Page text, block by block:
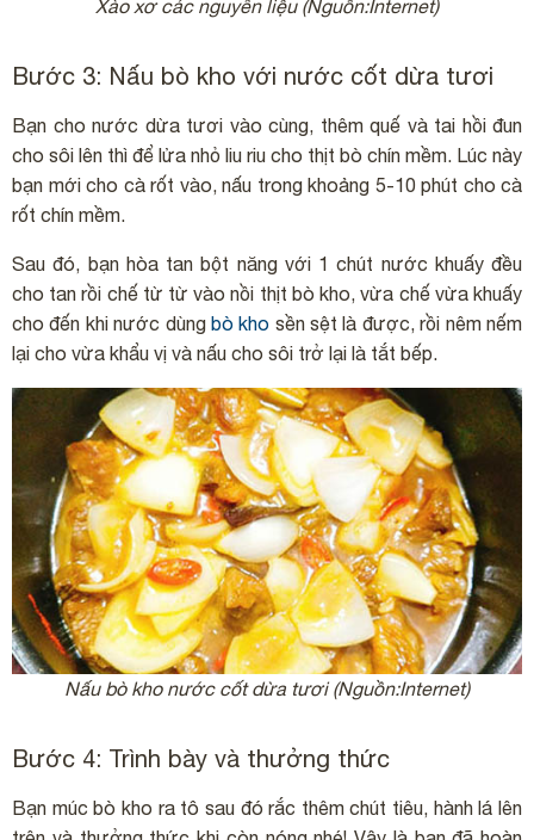
Xào xơ các nguyên liệu (Nguồn:Internet)
Bước 3: Nấu bò kho với nước cốt dừa tươi
Bạn cho nước dừa tươi vào cùng, thêm quế và tai hồi đun
cho sôi lên thì để lửa nhỏ liu riu cho thịt bò chín mềm. Lúc này
bạn mới cho cà rốt vào, nấu trong khoảng 5-10 phút cho cà
rốt chín mềm.
Sau đó, bạn hòa tan bột năng với 1 chút nước khuấy đều
cho tan rồi chế từ từ vào nồi thịt bò kho, vừa chế vừa khuấy
cho đến khi nước dùng bò kho sền sệt là được, rồi nêm nếm
lại cho vừa khẩu vị và nấu cho sôi trở lại là tắt bếp.
Nấu bò kho nước cốt dừa tươi (Nguồn:Internet)
Bước 4: Trình bày và thưởng thức
Bạn múc bò kho ra tô sau đó rắc thêm chút tiêu, hành lá lên